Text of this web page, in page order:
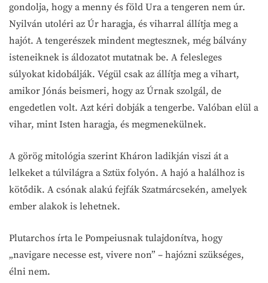
gondolja, hogy a menny és föld Ura a tengeren nem úr.
Nyilván utoléri az Úr haragja, és viharral állítja meg a
hajót. A tengerészek mindent megtesznek, még bálvány
isteneiknek is áldozatot mutatnak be. A felesleges
súlyokat kidobálják. Végül csak az állítja meg a vihart,
amikor Jónás beismeri, hogy az Úrnak szolgál, de
engedetlen volt. Azt kéri dobják a tengerbe. Valóban elül a
vihar, mint Isten haragja, és megmenekülnek.
A görög mitológia szerint Kháron ladikján viszi át a
lelkeket a túlvilágra a Sztüx folyón. A hajó a halálhoz is
kötődik. A csónak alakú fejfák Szatmárcsekén, amelyek
ember alakok is lehetnek.
Plutarchos írta le Pompeiusnak tulajdonítva, hogy
„navigare necesse est, vivere non” – hajózni szükséges,
élni nem.